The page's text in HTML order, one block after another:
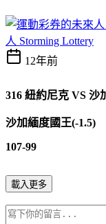
人 Storming Lottery
12年前
316 紐約尼克 VS 沙
沙加緬度國王(-1.5)
107-99
載入更多